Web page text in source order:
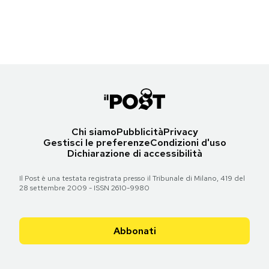
Chi siamoPubblicitàPrivacy
Gestisci le preferenzeCondizioni d'uso
Dichiarazione di accessibilità
Il Post è una testata registrata presso il Tribunale di Milano, 419 del
28 settembre 2009 - ISSN 2610-9980
Abbonati